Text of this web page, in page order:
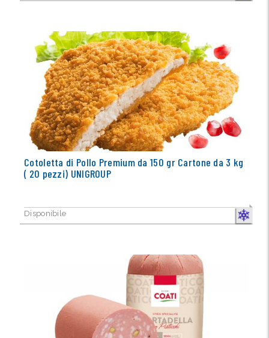
Cotoletta di Pollo Premium da 150 gr Cartone da 3 kg
( 20 pezzi) UNIGROUP
Disponibile